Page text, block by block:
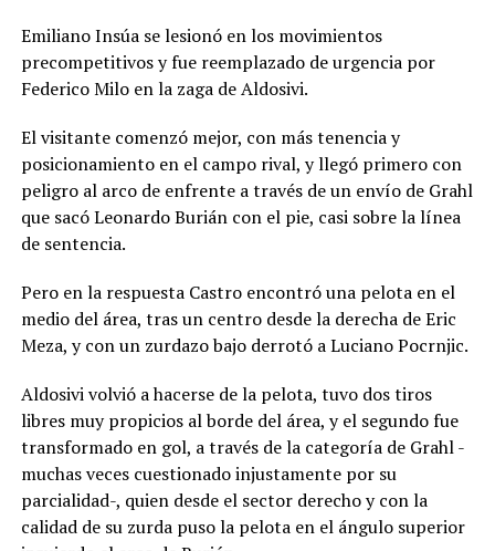
Emiliano Insúa se lesionó en los movimientos
precompetitivos y fue reemplazado de urgencia por
Federico Milo en la zaga de Aldosivi.
El visitante comenzó mejor, con más tenencia y
posicionamiento en el campo rival, y llegó primero con
peligro al arco de enfrente a través de un envío de Grahl
que sacó Leonardo Burián con el pie, casi sobre la línea
de sentencia.
Pero en la respuesta Castro encontró una pelota en el
medio del área, tras un centro desde la derecha de Eric
Meza, y con un zurdazo bajo derrotó a Luciano Pocrnjic.
Aldosivi volvió a hacerse de la pelota, tuvo dos tiros
libres muy propicios al borde del área, y el segundo fue
transformado en gol, a través de la categoría de Grahl -
muchas veces cuestionado injustamente por su
parcialidad-, quien desde el sector derecho y con la
calidad de su zurda puso la pelota en el ángulo superior